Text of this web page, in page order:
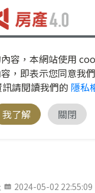
容，本網站使用
，即表示您同意我
請閱讀我們的 隱私
我了解
關閉
2024-05-02 22:55:09